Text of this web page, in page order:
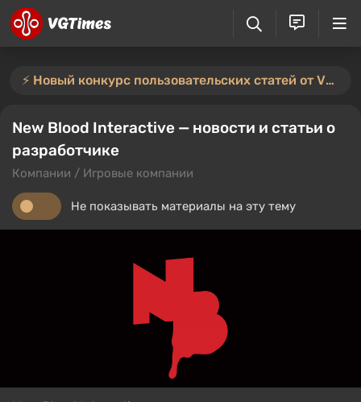
⚡️ Новый конкурс пользовательских статей от VGTimes — участвуйте тут ⚡️
New Blood Interactive — новости и статьи о
разработчике
Компании / Игровые компании
Не показывать материалы на эту тему